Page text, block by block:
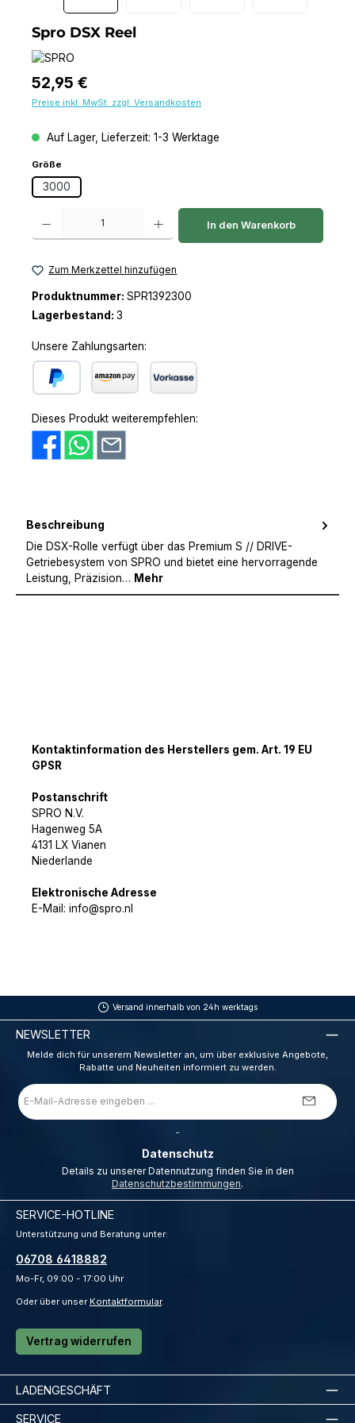
Spro DSX Reel
Regulärer Preis:
52,95 €
Preise inkl. MwSt. zzgl. Versandkosten
Auf Lager, Lieferzeit: 1-3 Werktage
Größe
3000
Produkt Anzahl: Gib den gewünschten Wert ein oder benutze die
In den Warenkorb
Zum Merkzettel hinzufügen
Produktnummer: SPR1392300
Lagerbestand: 3
Unsere Zahlungsarten:
Dieses Produkt weiterempfehlen:
Beschreibung
Die DSX-Rolle verfügt über das Premium S // DRIVE-
Getriebesystem von SPRO und bietet eine hervorragende
Leistung, Präzision… Mehr
Kontaktinformation des Herstellers gem. Art. 19 EU
GPSR
Postanschrift
SPRO N.V.
Hagenweg 5A
4131 LX Vianen
Niederlande
Elektronische Adresse
E-Mail: info@spro.nl
Versand innerhalb von 24h werktags
NEWSLETTER
Melde dich für unserem Newsletter an, um über exklusive Angebote,
Rabatte und Neuheiten informiert zu werden.
E-
Mail-
Adresse
Datenschutz
Datenschutzbestimmungen.
SERVICE-HOTLINE
Unterstützung und Beratung unter:
06708 6418882
Mo-Fr, 09:00 - 17:00 Uhr
Oder über unser Kontaktformular.
Vertrag widerrufen
LADENGESCHÄFT
SERVICE